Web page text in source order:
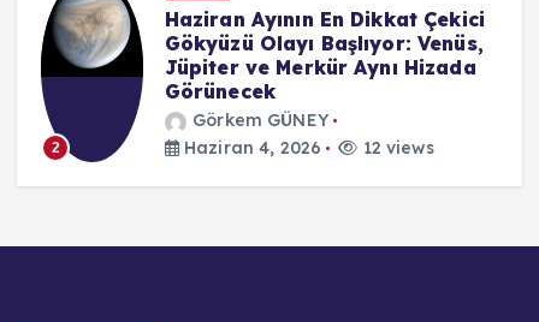
2
Haziran Ayının En Dikkat Çekici
Gökyüzü Olayı Başlıyor: Venüs,
Jüpiter ve Merkür Aynı Hizada
Görünecek
Görkem GÜNEY
Haziran 4, 2026
12 views